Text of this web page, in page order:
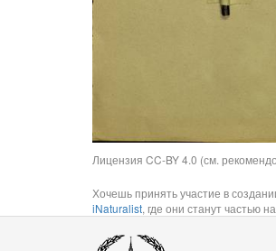
Лицензия CC-BY 4.0 (см.
Хочешь принять участие в
iNaturalist, где они станут частью